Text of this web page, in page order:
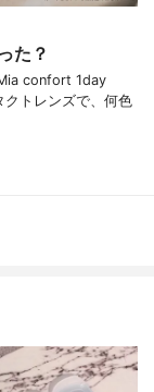
た？
confort 1day
クトレンズで、何色